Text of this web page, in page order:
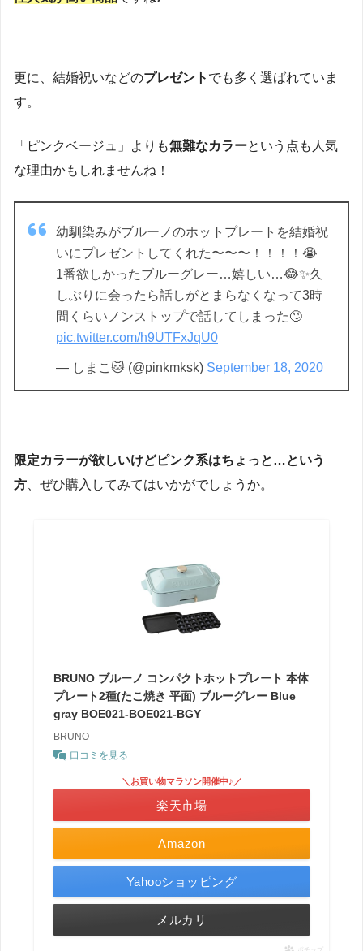
更に、結婚祝いなどのプレゼント でも多く選ばれていま
す。
「ピンクベージュ」よりも無難なカラーという点も人気
な理由かもしれませんね！
幼馴染みがブルーノのホットプレートを結婚祝
いにプレゼントしてくれた〜〜〜！！！！😭
1番欲しかったブルーグレー…嬉しい…😂✨久
しぶりに会ったら話しがとまらなくなって3時
間くらいノンストップで話してしまった🙄
pic.twitter.com/h9UTFxJqU0
— しまこ🐱 (@pinkmksk) September 18, 2020
限定カラーが欲しいけどピンク系はちょっと…という
方 、ぜひ購入してみてはいかがでしょうか。
BRUNO ブルーノ コンパクトホットプレート 本体
プレート2種(たこ焼き 平面) ブルーグレー Blue
gray BOE021-BOE021-BGY
BRUNO
口コミを見る
Amazon
＼お買い物マラソン開催中♪／
楽天市場
Yahooショッピング
メルカリ